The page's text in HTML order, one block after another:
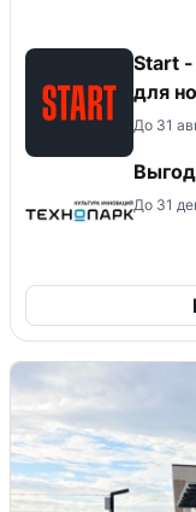
Start
для
До 31
До 31